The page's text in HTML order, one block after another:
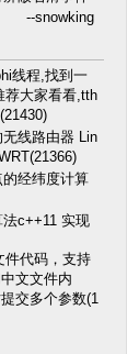
--snowking
线程,找到一
荐大家看看,tth
线路由器 Lin
经纬度计算
c++11 实现
件代码，支持
文文件内
交多个参数(1